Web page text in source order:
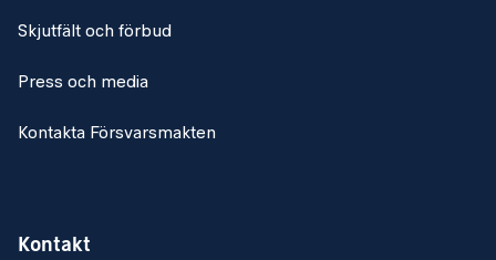
Skjutfält och förbud
Press och media
Kontakta Försvarsmakten
Kontakt